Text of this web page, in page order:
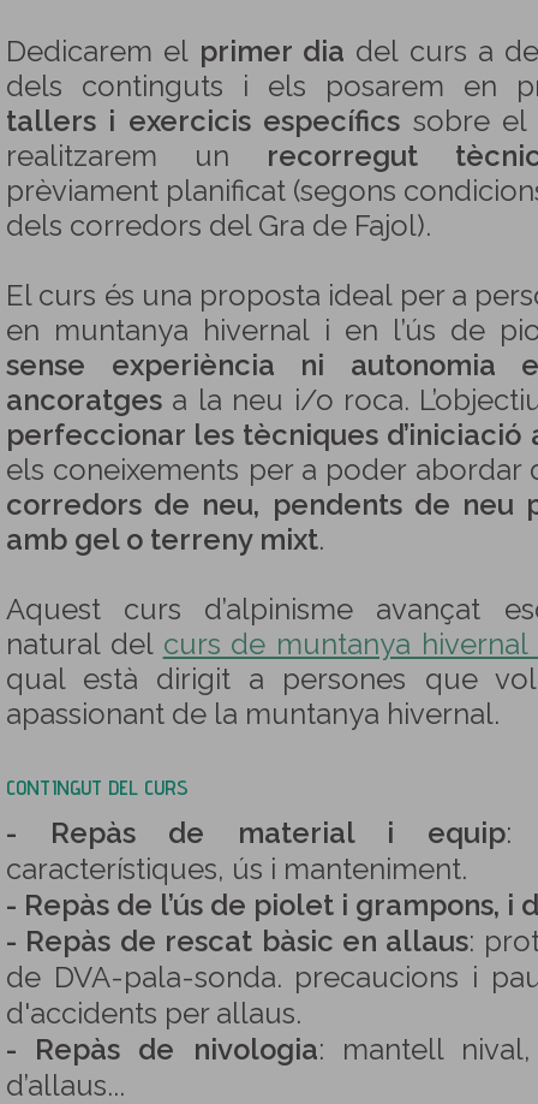
Dedicarem el primer dia del curs a
dels continguts i els posarem en
tallers i exercicis específics sobre
realitzarem un recorregut
prèviament planificat (segons
dels corredors del Gra de Fajol).
El curs és una proposta ideal per a
en muntanya hivernal i en l’ús de
sense experiència ni
ancoratges a la neu i/o roca.
perfeccionar les tècniques d’iniciació
els coneixements per a poder abordar
corredors de neu, pendents de neu
amb gel o terreny mixt.
Aquest curs d’alpinisme avançat
natural del curs de muntanya hivernal
qual està dirigit a persones que
apassionant de la muntanya hivernal.
CONTINGUT DEL CURS
- Repàs de material i equip:
característiques, ús i manteniment.
- Repàs de l’ús de piolet i grampons, i
- Repàs de rescat bàsic en allaus:
de DVA-pala-sonda. precaucions i
d'accidents per allaus.
- Repàs de nivologia: mantell
d’allaus...